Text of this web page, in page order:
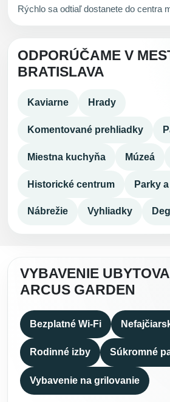
Rýchlo sa odtiaľ dostanete do centra
ODPORÚČAME V
BRATISLAVA
Kaviarne Hrady
Komentované prehliadky
Miestna kuchyňa Múzeá
Historické centrum Parky
Nábrežie Vyhliadky
VYBAVENIE
ARCUS GARDEN
Bezplatné Wi-Fi
Rodinné izby Súkromné
Vybavenie na grilovanie